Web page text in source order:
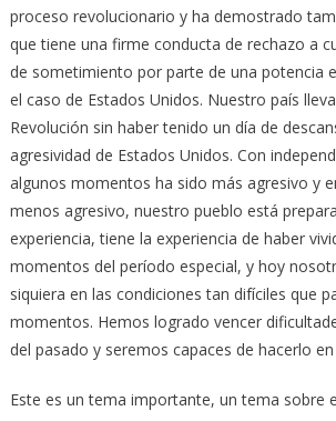
proceso revolucionario y ha demostrado
que tiene una firme conducta de rechazo a
de sometimiento por parte de una potencia
el caso de Estados Unidos. Nuestro país
Revolución sin haber tenido un día de
agresividad de Estados Unidos. Con
algunos momentos ha sido más agresivo y
menos agresivo, nuestro pueblo está
experiencia, tiene la experiencia de haber
momentos del período especial, y hoy
siquiera en las condiciones tan difíciles que
momentos. Hemos logrado vencer
del pasado y seremos capaces de hacerlo
Este es un tema importante, un tema sobre